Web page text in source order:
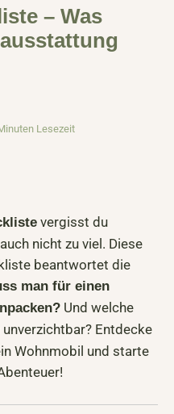
– Was
Lesezeit
vergisst du
nicht zu viel. Diese
beantwortet die
man für einen
Und welche
Entdecke
Wohnmobil und starte